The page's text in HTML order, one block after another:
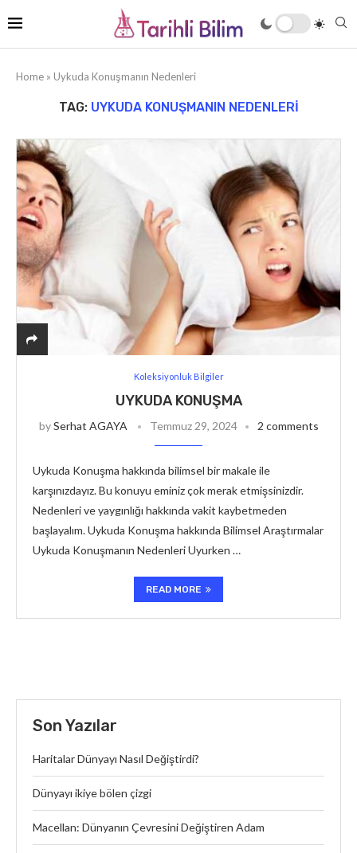
Home » Uykuda Konuşmanın Nedenleri
TAG: UYKUDA KONUŞMANIN NEDENLERI
Koleksiyonluk Bilgiler
UYKUDA KONUŞMA
bySerhat AGAYA Temmuz 29, 2024 2 comments
Uykuda Konuşma hakkında bilimsel bir makale ile
karşınızdayız. Bu konuyu eminiz çok merak etmişsinizdir.
Nedenleri ve yaygınlığı hakkında vakit kaybetmeden
başlayalım. Uykuda Konuşma hakkında Bilimsel Araştırmalar
Uykuda Konuşmanın Nedenleri Uyurken …
READ MORE
Son Yazılar
Haritalar Dünyayı Nasıl Değiştirdi?
Dünyayı ikiye bölen çizgi
Macellan: Dünyanın Çevresini Değiştiren Adam